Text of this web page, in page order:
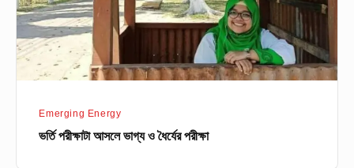
পরীক্ষা
Emerging Energy
ভর্তি পরীক্ষাটা আসলে ভাগ্য ও ধৈর্যের পরীক্ষা